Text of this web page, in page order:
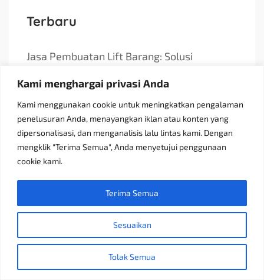
Kami menghargai privasi Anda
Kami menggunakan cookie untuk meningkatkan pengalaman
penelusuran Anda, menayangkan iklan atau konten yang
dipersonalisasi, dan menganalisis lalu lintas kami. Dengan
mengklik "Terima Semua", Anda menyetujui penggunaan
cookie kami.
Sesuaikan
Tolak Semua
Terima Semua
Terbaru
Jasa Pembuatan Lift Barang: Solusi
Room in Singapore
6 Tips Pilih Oven Listrik Terbaik Sesuai
Kebutuhan
Discoverypropertyid Solusi Website
Platform Terlengkap untuk Jual Beli, Sewa,
dan Konsultasi